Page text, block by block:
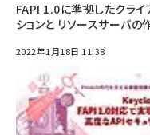
FAPI 1.0に準拠したクライ
ションと リソースサーバの
2022年1月18日 11:38